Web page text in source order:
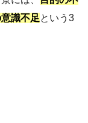
識不足という3